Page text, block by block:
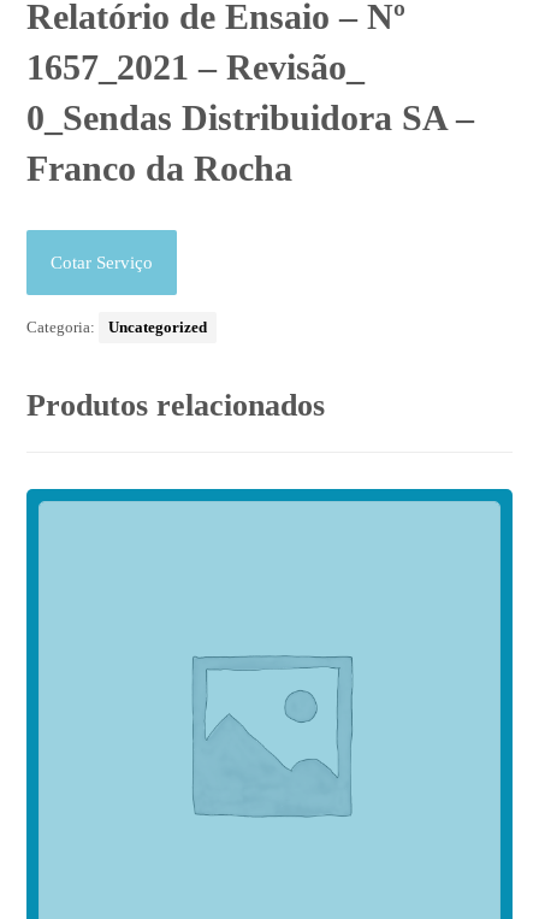
Relatório de Ensaio – Nº
1657_2021 – Revisão_
0_Sendas Distribuidora SA –
Franco da Rocha
Cotar Serviço
Categoria: Uncategorized
Produtos relacionados